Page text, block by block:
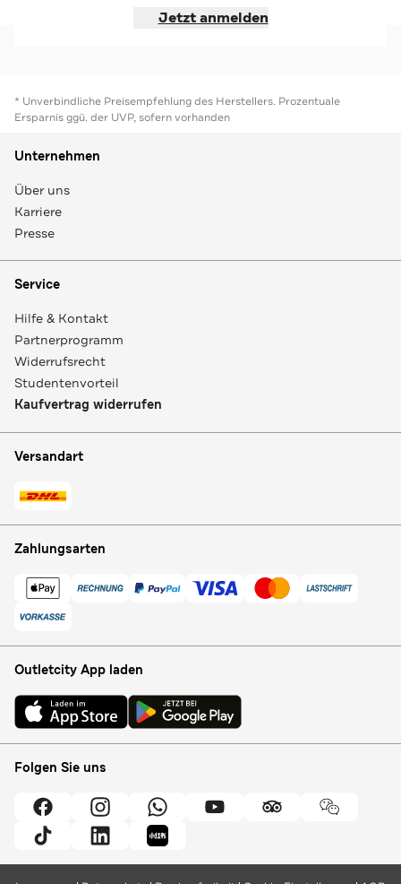
Jetzt anmelden
* Unverbindliche Preisempfehlung des Herstellers. Prozentuale
Ersparnis ggü. der UVP, sofern vorhanden
Unternehmen
Über uns
Karriere
Presse
Service
Hilfe & Kontakt
Partnerprogramm
Widerrufsrecht
Studentenvorteil
Kaufvertrag widerrufen
Versandart
Zahlungsarten
Outletcity App laden
Folgen Sie uns